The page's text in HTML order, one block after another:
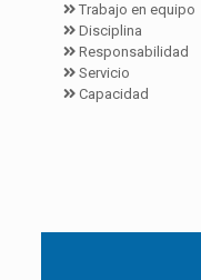
Trabajo en equipo
Disciplina
Responsabilidad
Servicio
Capacidad